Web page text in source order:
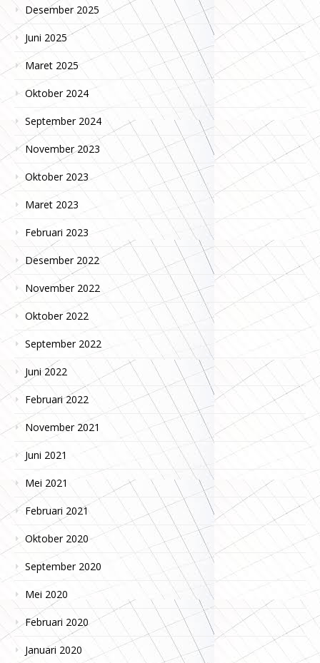
Desember 2025
Juni 2025
Maret 2025
Oktober 2024
September 2024
November 2023
Oktober 2023
Maret 2023
Februari 2023
Desember 2022
November 2022
Oktober 2022
September 2022
Juni 2022
Februari 2022
November 2021
Juni 2021
Mei 2021
Februari 2021
Oktober 2020
September 2020
Mei 2020
Februari 2020
Januari 2020